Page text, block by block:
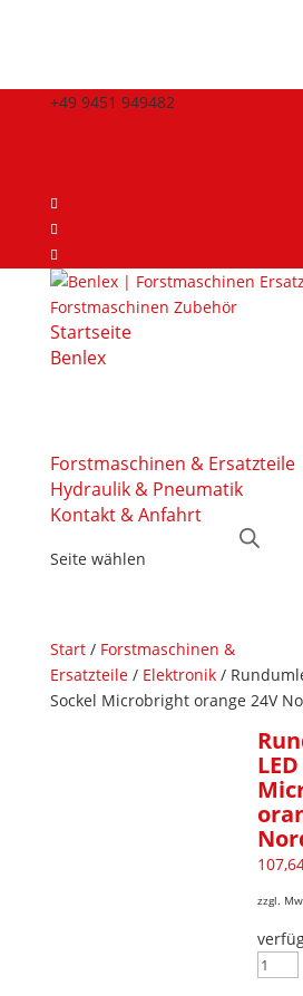
+49 9451 949482
Startseite
Benlex
Forstmaschinen & Ersatzteile
Hydraulik & Pneumatik
Kontakt & Anfahrt
Seite wählen
Start/ Forstmaschinen &
Ersatzteile/ Elektronik/
Sockel Microbright orange 24V
zzgl.